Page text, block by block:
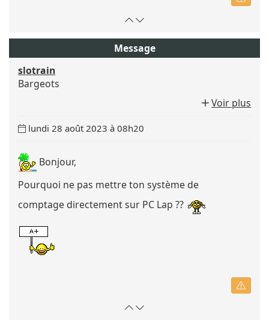
Retour
haut
de
Atteindre
bas
de
Message
slotrain
Bargeots
Voir plus
Date
message
:
lundi 28 août 2023 à 08h20
Bonjour,
Pourquoi ne pas mettre ton système de
comptage directement sur PC Lap ??
Retour
Atteindre